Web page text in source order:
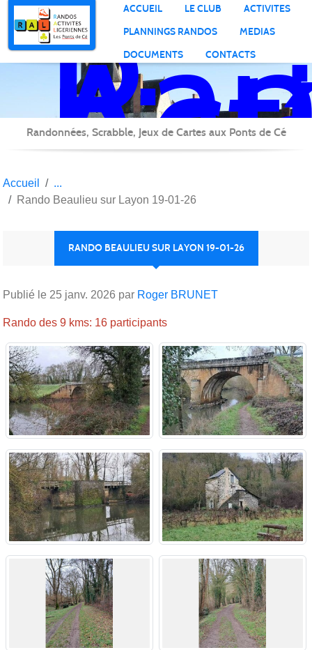
ACCUEIL LE CLUB
ACTIVITES
PLANNINGS RANDOS
MEDIAS
DOCUMENTS
CONTACTS
Randonnées, Scrabble, Jeux de Cartes aux Ponts de Cé
Accueil
Rando Beaulieu sur Layon 19-01-26
RANDO BEAULIEU SUR LAYON 19-01-26
Publié le 25 janv. 2026 par Roger BRUNET
Rando des 9 kms: 16 participants
Panneau de gestion des cookies